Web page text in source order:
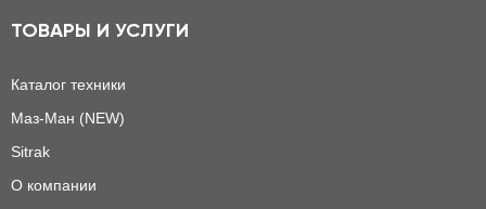
ТОВАРЫ И УСЛУГИ
Каталог техники
Маз-Ман (NEW)
Sitrak
О компании